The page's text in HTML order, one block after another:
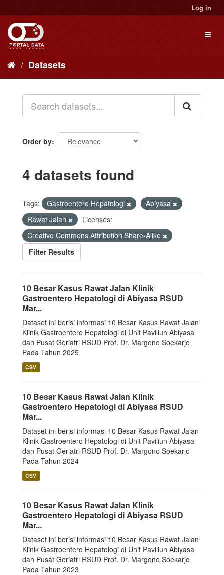
to
content
Log in
Datasets
Order by
4 datasets found
Tags: Gastroentero Hepatologi
Abiyasa
Rawat Jalan
Licenses:
Creative Commons Attribution Share-Alike
Filter Results
10 Besar Kasus Rawat Jalan Klinik
Gastroentero Hepatologi di Abiyasa RSUD
Mar...
Dataset ini berisi informasi 10 Besar Kasus Rawat Jalan
Klinik Gastroentero Hepatologi di Unit Paviliun Abiyasa
dan Pusat Geriatri RSUD Prof. Dr. Margono Soekarjo
Pada Tahun 2025
CSV
10 Besar Kasus Rawat Jalan Klinik
Gastroentero Hepatologi di Abiyasa RSUD
Mar...
Dataset ini berisi informasi 10 Besar Kasus Rawat Jalan
Klinik Gastroentero Hepatologi di Unit Paviliun Abiyasa
dan Pusat Geriatri RSUD Prof. Dr. Margono Soekarjo
Pada Tahun 2024
CSV
10 Besar Kasus Rawat Jalan Klinik
Gastroentero Hepatologi di Abiyasa RSUD
Mar...
Dataset ini berisi informasi 10 Besar Kasus Rawat Jalan
Klinik Gastroentero Hepatologi di Unit Paviliun Abiyasa
dan Pusat Geriatri RSUD Prof. Dr. Margono Soekarjo
Pada Tahun 2023